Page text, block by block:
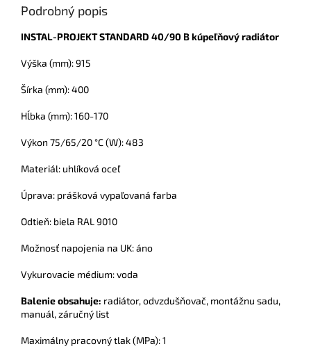
Podrobný popis
INSTAL-PROJEKT STANDARD 40/90 B kúpeľňový radiátor
Výška (mm): 915
Šírka (mm): 400
Hĺbka (mm): 160-170
Výkon 75/65/20 °C (W): 483
Materiál: uhlíková oceľ
Úprava: prášková vypaľovaná farba
Odtieň: biela RAL 9010
Možnosť napojenia na UK: áno
Vykurovacie médium: voda
Balenie obsahuje: radiátor, odvzdušňovač, montážnu sadu,
manuál, záručný list
Maximálny pracovný tlak (MPa): 1